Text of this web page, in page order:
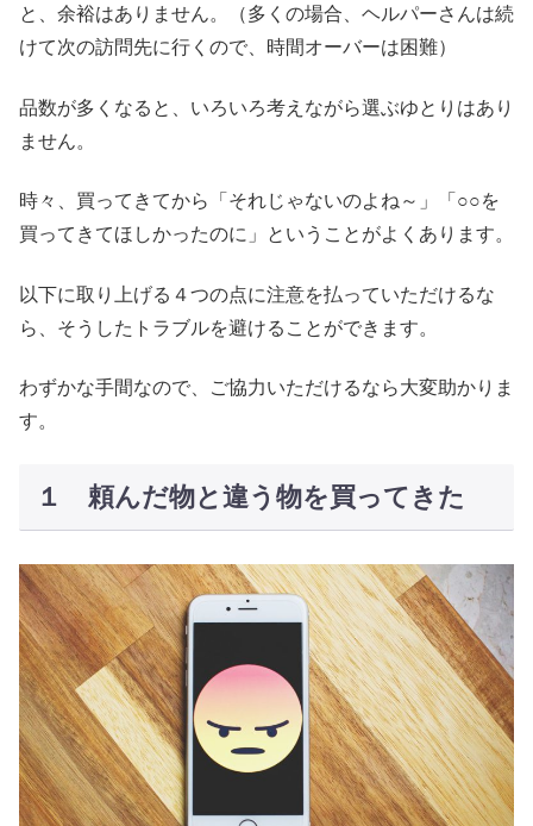
と、余裕はありません。（多くの場合、ヘルパーさんは続
けて次の訪問先に行くので、時間オーバーは困難）
品数が多くなると、いろいろ考えながら選ぶゆとりはあり
ません。
時々、買ってきてから「それじゃないのよね～」「○○を
買ってきてほしかったのに」ということがよくあります。
以下に取り上げる４つの点に注意を払っていただけるな
ら、そうしたトラブルを避けることができます。
わずかな手間なので、ご協力いただけるなら大変助かりま
す。
１ 頼んだ物と違う物を買ってきた